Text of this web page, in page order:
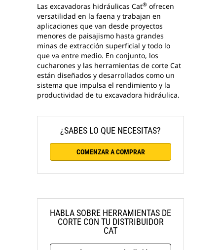
Las excavadoras hidráulicas Cat® ofrecen
versatilidad en la faena y trabajan en
aplicaciones que van desde proyectos
menores de paisajismo hasta grandes
minas de extracción superficial y todo lo
que va entre medio. En conjunto, los
cucharones y las herramientas de corte Cat
están diseñados y desarrollados como un
sistema que impulsa el rendimiento y la
productividad de tu excavadora hidráulica.
¿SABES LO QUE NECESITAS?
COMENZAR A COMPRAR
HABLA SOBRE HERRAMIENTAS DE
CORTE CON TU DISTRIBUIDOR
CAT